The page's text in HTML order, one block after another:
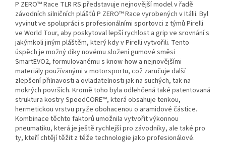
P ZERO™ Race TLR RS představuje nejnovější model v řadě
závodních silničních plášťů P ZERO™ Race vyrobených v Itálii. Byl
vyvinut ve spolupráci s profesionálními sportovci z týmů Pirelli
ve World Tour, aby poskytoval lepší rychlost a grip ve srovnání s
jakýmkoli jiným pláštěm, který kdy v Pirelli vytvořili. Tento
úspěch je možný díky novému složení gumové směsi
SmartEVO2, formulovanému s know-how a nejnovějšími
materiály používanými v motorsportu, což zaručuje další
zlepšení přilnavosti a ovladatelnosti jak na suchých, tak na
mokrých površích. Kromě toho byla odlehčená také patentovaná
struktura kostry SpeedCORE™, která obsahuje tenkou,
hermetickou vrstvu pryže obohacenou o aramidové částice.
Kombinace těchto faktorů umožnila vytvořit výkonnou
pneumatiku, která je ještě rychlejší pro závodníky, ale také pro
ty, kteří chtějí těžit z téže technologie jako profesionálové.